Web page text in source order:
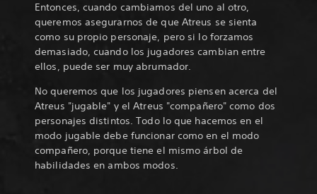
Entonces, cuando cambiamos del uno al otro,
queremos asegurarnos de que Atreus se sienta
como su propio personaje, pero si lo forzamos
demasiado, cuando los jugadores cambian entre
ellos, puede ser muy abrumador.
No queremos que los jugadores piensen acerca del
Atreus "jugable" y el Atreus "compañero" como dos
personajes distintos. Todo lo que hacemos en el
modo jugable debe funcionar como en el modo
compañero, porque tiene el mismo árbol de
habilidades en ambos modos.